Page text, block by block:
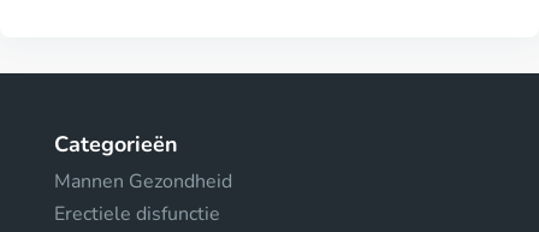
Categorieën
Mannen Gezondheid
Erectiele disfunctie